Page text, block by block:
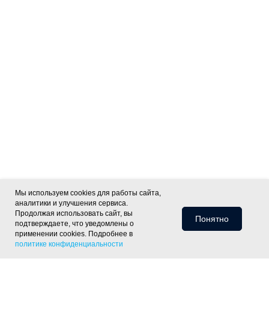
Мы используем cookies для работы сайта,
аналитики и улучшения сервиса.
Продолжая использовать сайт, вы
подтверждаете, что уведомлены о
применении cookies. Подробнее в
политике конфиденциальности
Понятно